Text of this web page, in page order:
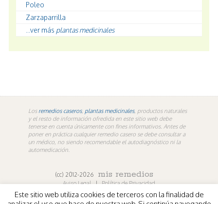
Poleo
Zarzaparrilla
...ver más plantas medicinales
Los remedios caseros, plantas medicinales, productos naturales
y el resto de información ofredida en este sitio web debe
tenerse en cuenta únicamente con fines informativos. Antes de
poner en práctica cualquier remedio casero se debe consultar a
un médico, no siendo recomendable el autodiagnóstico ni la
automedicación.
(cc) 2012-2026 mis remedios
Aviso Legal | Política de Privacidad
En los contenidos propios de misremedios. En vídeos y
Este sitio web utiliza cookies de terceros con la finalidad de